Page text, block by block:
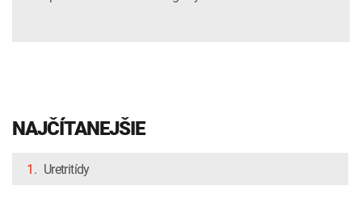
NAJČÍTANEJŠIE
1. Uretritídy